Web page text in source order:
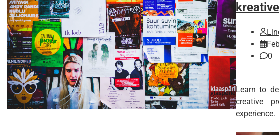
0
Learn to
creative
experience.